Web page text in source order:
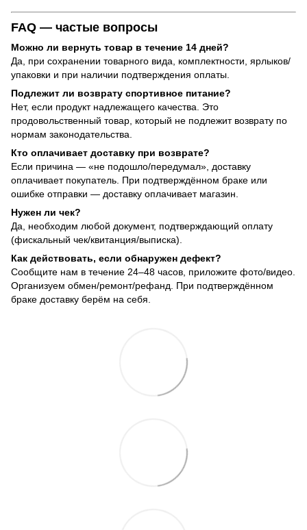
FAQ — частые вопросы
Можно ли вернуть товар в течение 14 дней?
Да, при сохранении товарного вида, комплектности, ярлыков/
упаковки и при наличии подтверждения оплаты.
Подлежит ли возврату спортивное питание?
Нет, если продукт надлежащего качества. Это
продовольственный товар, который не подлежит возврату по
нормам законодательства.
Кто оплачивает доставку при возврате?
Если причина — «не подошло/передумал», доставку
оплачивает покупатель. При подтверждённом браке или
ошибке отправки — доставку оплачивает магазин.
Нужен ли чек?
Да, необходим любой документ, подтверждающий оплату
(фискальный чек/квитанция/выписка).
Как действовать, если обнаружен дефект?
Сообщите нам в течение 24–48 часов, приложите фото/видео.
Организуем обмен/ремонт/рефанд. При подтверждённом
браке доставку берём на себя.